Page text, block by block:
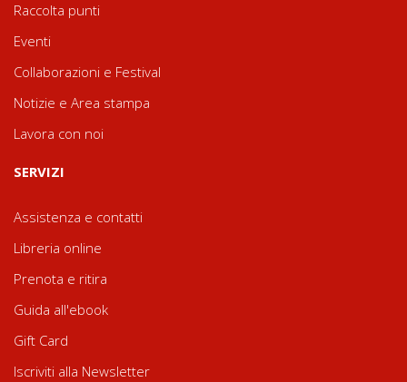
Raccolta punti
Eventi
Collaborazioni e Festival
Notizie e Area stampa
Lavora con noi
SERVIZI
Assistenza e contatti
Libreria online
Prenota e ritira
Guida all'ebook
Gift Card
Iscriviti alla Newsletter